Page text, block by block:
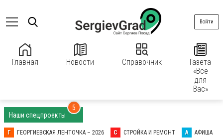
Главная Новости Справочник
Газета
«Все
для
Вас»
Войти
Наши спецпроекты
5
Г ГЕОРГИЕВСКАЯ ЛЕНТОЧКА – 2026 С СТРОЙКА И РЕМОНТ А АФИША